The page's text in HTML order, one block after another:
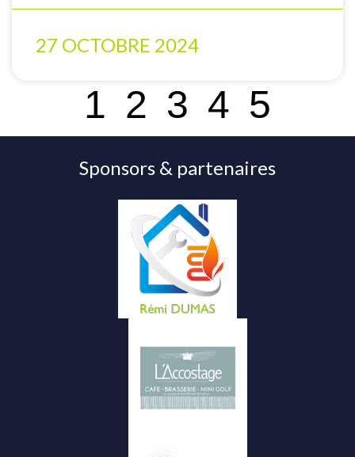
27 OCTOBRE 2024
1 2 3 4 5
Sponsors & partenaires